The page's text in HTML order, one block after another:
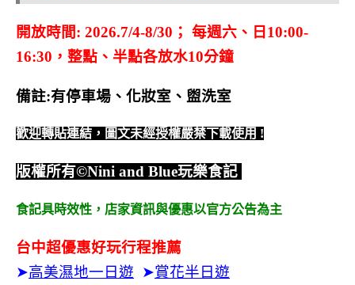
開放時間: 2026.7/4-8/30； 每週六、日10:00-
16:30，整點、半點各放水10分鐘
備註:有停車場、化妝室、盥洗室
歡迎轉貼連結，圖文未經授權嚴禁下載使用 !
版權所有©Nini and Blue玩樂食記
食記具時效性， 店家資訊與優惠以官方公告為主
台中超優惠好玩行程推薦
➤高美濕地一日遊 ➤賞花半日遊